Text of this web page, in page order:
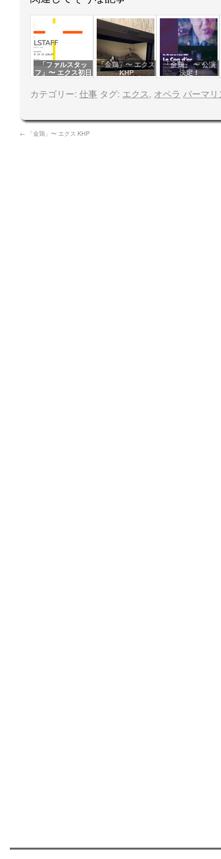
「ファルスタッ
フ」〜 エクス初日
「金鶏」〜 エクス
KHP
「金鶏」 〜 公演
決定！
カテゴリー: 仕事 タグ: エクス, オペラ パーマリ
← 「金鶏」〜 エクス KHP